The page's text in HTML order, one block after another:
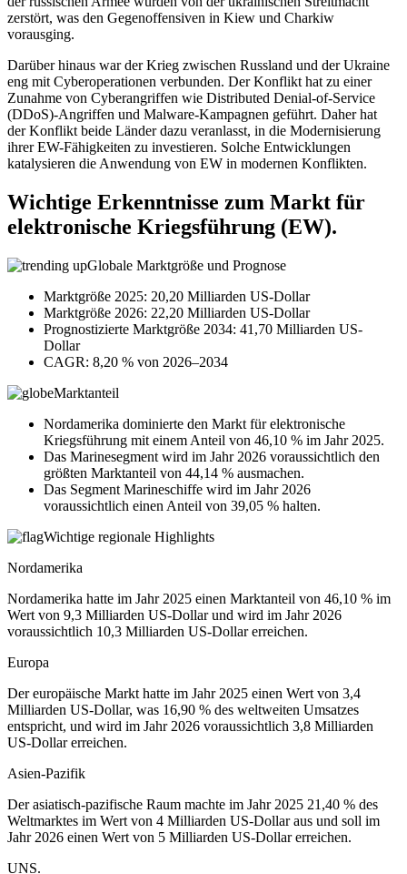
zerstört, was den Gegenoffensiven in Kiew und Charkiw
vorausging.
Darüber hinaus war der Krieg zwischen Russland und der Ukraine
eng mit Cyberoperationen verbunden. Der Konflikt hat zu einer
Zunahme von Cyberangriffen wie Distributed Denial-of-Service
(DDoS)-Angriffen und Malware-Kampagnen geführt. Daher hat
der Konflikt beide Länder dazu veranlasst, in die Modernisierung
ihrer EW-Fähigkeiten zu investieren. Solche Entwicklungen
katalysieren die Anwendung von EW in modernen Konflikten.
Wichtige Erkenntnisse zum Markt für
elektronische Kriegsführung (EW).
Globale Marktgröße und Prognose
Marktgröße 2025: 20,20 Milliarden US-Dollar
Marktgröße 2026: 22,20 Milliarden US-Dollar
Prognostizierte Marktgröße 2034: 41,70 Milliarden US-
Dollar
CAGR: 8,20 % von 2026–2034
Marktanteil
Nordamerika dominierte den Markt für elektronische
Kriegsführung mit einem Anteil von 46,10 % im Jahr 2025.
Das Marinesegment wird im Jahr 2026 voraussichtlich den
größten Marktanteil von 44,14 % ausmachen.
Das Segment Marineschiffe wird im Jahr 2026
voraussichtlich einen Anteil von 39,05 % halten.
Wichtige regionale Highlights
Nordamerika
Nordamerika hatte im Jahr 2025 einen Marktanteil von 46,10 % im
Wert von 9,3 Milliarden US-Dollar und wird im Jahr 2026
voraussichtlich 10,3 Milliarden US-Dollar erreichen.
Europa
Der europäische Markt hatte im Jahr 2025 einen Wert von 3,4
Milliarden US-Dollar, was 16,90 % des weltweiten Umsatzes
entspricht, und wird im Jahr 2026 voraussichtlich 3,8 Milliarden
US-Dollar erreichen.
Asien-Pazifik
Der asiatisch-pazifische Raum machte im Jahr 2025 21,40 % des
Weltmarktes im Wert von 4 Milliarden US-Dollar aus und soll im
Jahr 2026 einen Wert von 5 Milliarden US-Dollar erreichen.
UNS.